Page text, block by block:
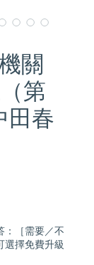
關
第
田春
：［需要／不
選擇免費升級